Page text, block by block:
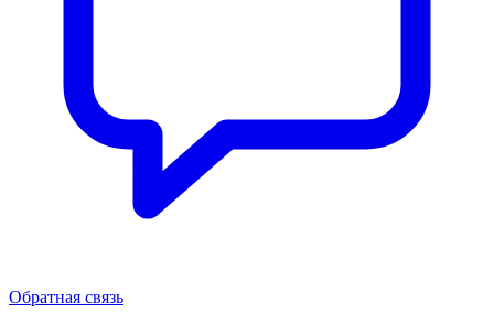
Обратная связь